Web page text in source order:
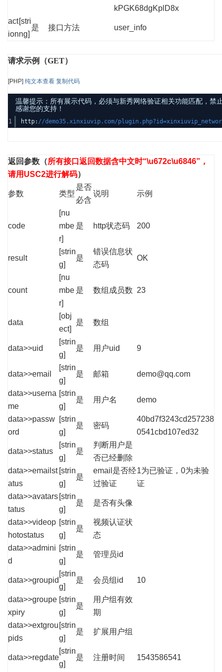
kPGK68dgKplD8x
act
ion
[stri
ng]
是 接口方法 user_info
请求示例（GET）
[PHP] 纯文本查看 复制代码
温馨提示：所有展示代码，必须与新秀网络验证相关功能匹配，
感谢您的支持！
1 http: //demo35.xinxiuvip.com/
返回参数 （所有接口返回数据含中文时“\u672c\u6846”，
请用USC2进行解码）
参数 类型
是否
必含
说明 示例
code
[nu
mbe
r]
是 http状态码 200
result
[strin
g]
是
错误信息状
态码
OK
count
[nu
mbe
r]
是 数组成员数 23
data
[obj
ect]
是 数组
data>>uid
[strin
g]
是 用户uid 9
data>>email
[strin
g]
是 邮箱 demo@qq.com
data>>userna
me
[strin
g]
是 用户名 demo
data>>passw
ord
[strin
g]
是 密码
40bd7f3243cd257238
0541cbd107ed32
data>>status
[strin
g]
是
判断用户是
否已经删除
data>>emailst
atus
[strin
g]
是
email是否经
过验证
1为已验证，0为未验
证
data>>avatars
tatus
[strin
g]
是 是否有头像
data>>videop
hotostatus
[strin
g]
是
视频认证状
态
data>>admini
d
[strin
g]
是 管理员id
data>>groupid
[strin
g]
是 会员组id 10
data>>groupe
xpiry
[strin
g]
是
用户组有效
期
data>>extgrou
pids
[strin
g]
是 扩展用户组
data>>regdate
[strin
g]
是 注册时间 1543586541